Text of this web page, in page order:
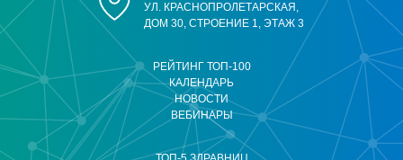
РЕЙТИНГ ТОП-100
КАЛЕНДАРЬ
НОВОСТИ
ВЕБИНАРЫ
УЛ. КРАСНОПРОЛЕТАРСКАЯ,
ДОМ 30, СТРОЕНИЕ 1, ЭТАЖ 3